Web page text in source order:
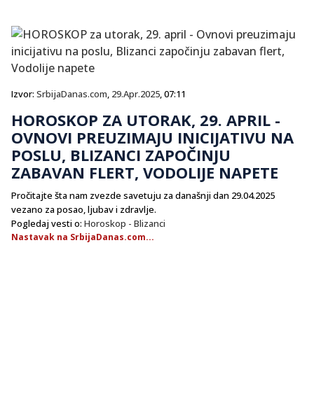
Izvor: SrbijaDanas.com, 29.Apr.2025, 07:11
HOROSKOP ZA UTORAK, 29. APRIL -
OVNOVI PREUZIMAJU INICIJATIVU NA
POSLU, BLIZANCI ZAPOČINJU
ZABAVAN FLERT, VODOLIJE NAPETE
Pročitajte šta nam zvezde savetuju za današnji dan 29.04.2025
vezano za posao, ljubav i zdravlje.
Pogledaj vesti o: Horoskop - Blizanci
Nastavak na SrbijaDanas.com...